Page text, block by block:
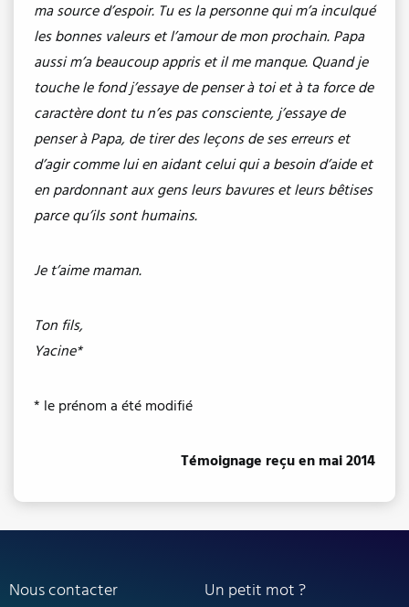
ma source d’espoir. Tu es la personne qui m’a inculqué
les bonnes valeurs et l’amour de mon prochain. Papa
aussi m’a beaucoup appris et il me manque. Quand je
touche le fond j’essaye de penser à toi et à ta force de
caractère dont tu n’es pas consciente, j’essaye de
penser à Papa, de tirer des leçons de ses erreurs et
d’agir comme lui en aidant celui qui a besoin d’aide et
en pardonnant aux gens leurs bavures et leurs bêtises
parce qu’ils sont humains.
Je t’aime maman.
Ton fils,
Yacine*
* le prénom a été modifié
Témoignage reçu en mai 2014
Nous contacter Un petit mot ?